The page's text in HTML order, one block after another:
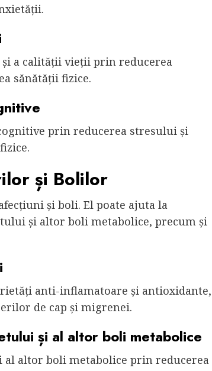
a calității vieții prin reducerea
sănătății fizice.
prin reducerea stresului și
și Bolilor
și boli. El poate ajuta la
și altor boli metabolice, precum și
anti-inflamatoare și antioxidante,
de cap și migrenei.
și al altor boli metabolice
altor boli metabolice prin reducerea